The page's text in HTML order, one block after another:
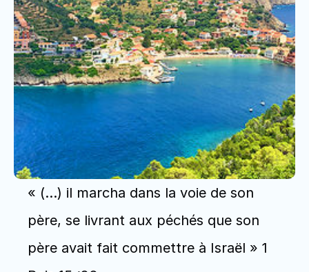
« (…) il marcha dans la voie de son
père, se livrant aux péchés que son
père avait fait commettre à Israël » 1